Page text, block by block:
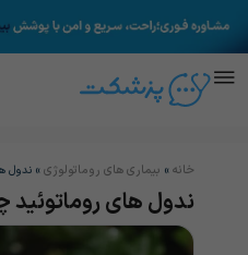
خانه » بیماری های روماتولوژی » ندول
ندول های